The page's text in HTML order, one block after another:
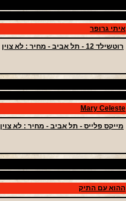
איתי גרופר
רוטשילד 12 - תל אביב - מחיר : לא צוין
Mary Celeste
מייקס פלייס - תל אביב - מחיר : לא צוין
ההוא עם התיק